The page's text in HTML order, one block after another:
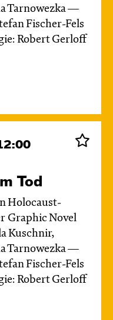
Tarnowezka —
Fischer-Fels
Robert Gerloff
Tod
Holocaust-
Graphic Novel
Kuschnir,
Tarnowezka —
Fischer-Fels
Robert Gerloff